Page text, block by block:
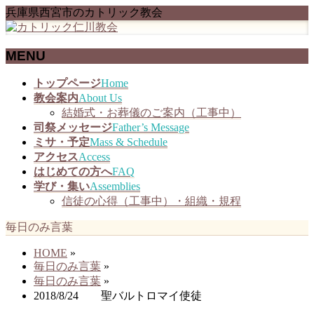
兵庫県西宮市のカトリック教会
MENU
トップページHome
教会案内About Us
結婚式・お葬儀のご案内（工事中）
司祭メッセージFather’s Message
ミサ・予定Mass & Schedule
アクセスAccess
はじめての方へFAQ
学び・集いAssemblies
信徒の心得（工事中）・組織・規程
毎日のみ言葉
HOME »
毎日のみ言葉 »
毎日のみ言葉 »
2018/8/24 聖バルトロマイ使徒